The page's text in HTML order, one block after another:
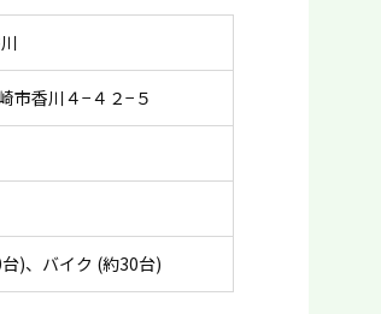
市香川４−４２−５
)、バイク (約30台)